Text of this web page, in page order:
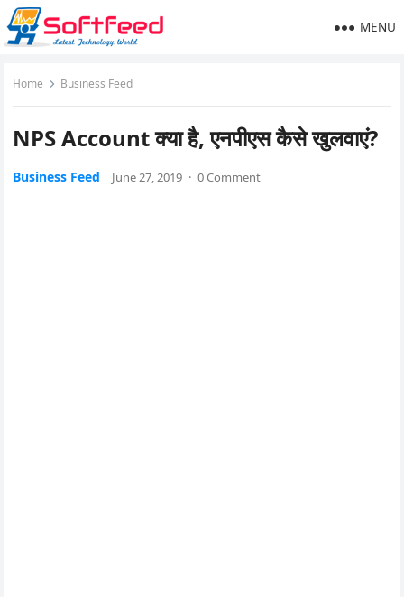
MENU
Home Business Feed
NPS Account क्या है, एनपीएस कैसे खुलवाएं?
Business Feed June 27, 2019 · 0 Comment